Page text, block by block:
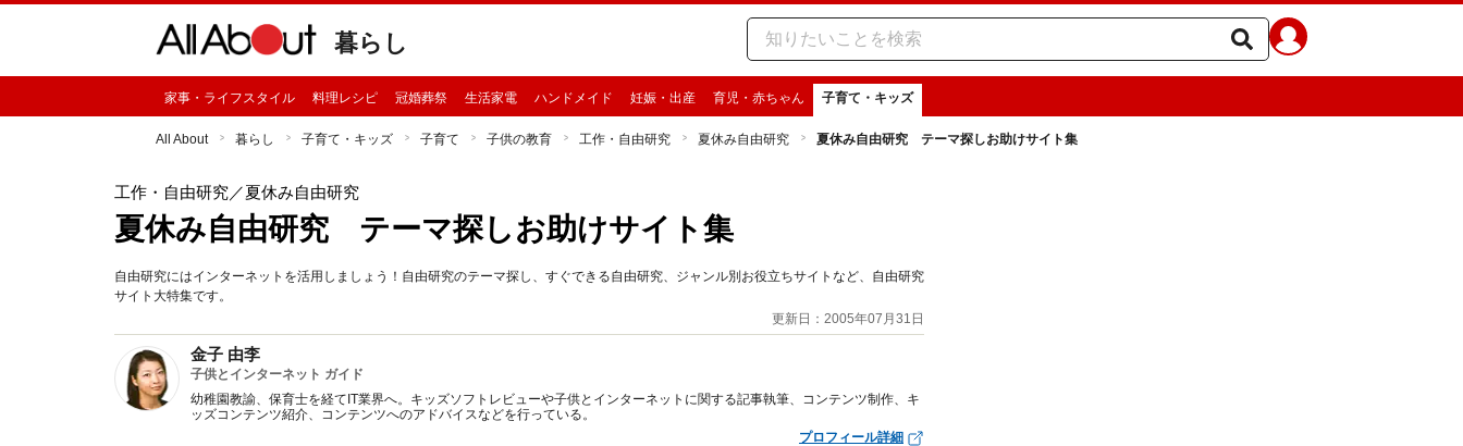
暮らし
家事・ライフスタイル 料理レシピ 冠婚葬祭 生活家電 ハンドメイド 妊娠・出産 育児・赤ちゃん 子育て・キッズ
All About 暮らし 子育て・キッズ 子育て 子供の教育 工作・自由研究 夏休み自由研究 夏休み自由研究 テーマ探しお助けサイト集
工作・自由研究／夏休み自由研究
夏休み自由研究 テーマ探しお助けサイト集
自由研究にはインターネットを活用しましょう！自由研究のテーマ探し、すぐできる自由研究、ジャンル別お役立ちサイトなど、自由研究
サイト大特集です。
更新日：2005年07月31日
金子 由李
子供とインターネット ガイド
幼稚園教諭、保育士を経てIT業界へ。キッズソフトレビューや子供とインターネットに関する記事執筆、コンテンツ制作、キ
ッズコンテンツ紹介、コンテンツへのアドバイスなどを行っている。
プロフィール詳細